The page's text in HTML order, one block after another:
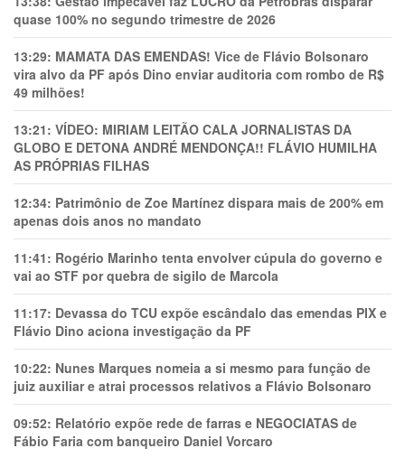
quase 100% no segundo trimestre de 2026
13:29: MAMATA DAS EMENDAS! Vice de Flávio Bolsonaro
vira alvo da PF após Dino enviar auditoria com rombo de R$
49 milhões!
13:21: VÍDEO: MIRIAM LEITÃO CALA JORNALISTAS DA
GLOBO E DETONA ANDRÉ MENDONÇA!! FLÁVIO HUMILHA
AS PRÓPRIAS FILHAS
12:34: Patrimônio de Zoe Martínez dispara mais de 200% em
apenas dois anos no mandato
11:41: Rogério Marinho tenta envolver cúpula do governo e
vai ao STF por quebra de sigilo de Marcola
11:17: Devassa do TCU expõe escândalo das emendas PIX e
Flávio Dino aciona investigação da PF
10:22: Nunes Marques nomeia a si mesmo para função de
juiz auxiliar e atrai processos relativos a Flávio Bolsonaro
09:52: Relatório expõe rede de farras e NEGOCIATAS de
Fábio Faria com banqueiro Daniel Vorcaro